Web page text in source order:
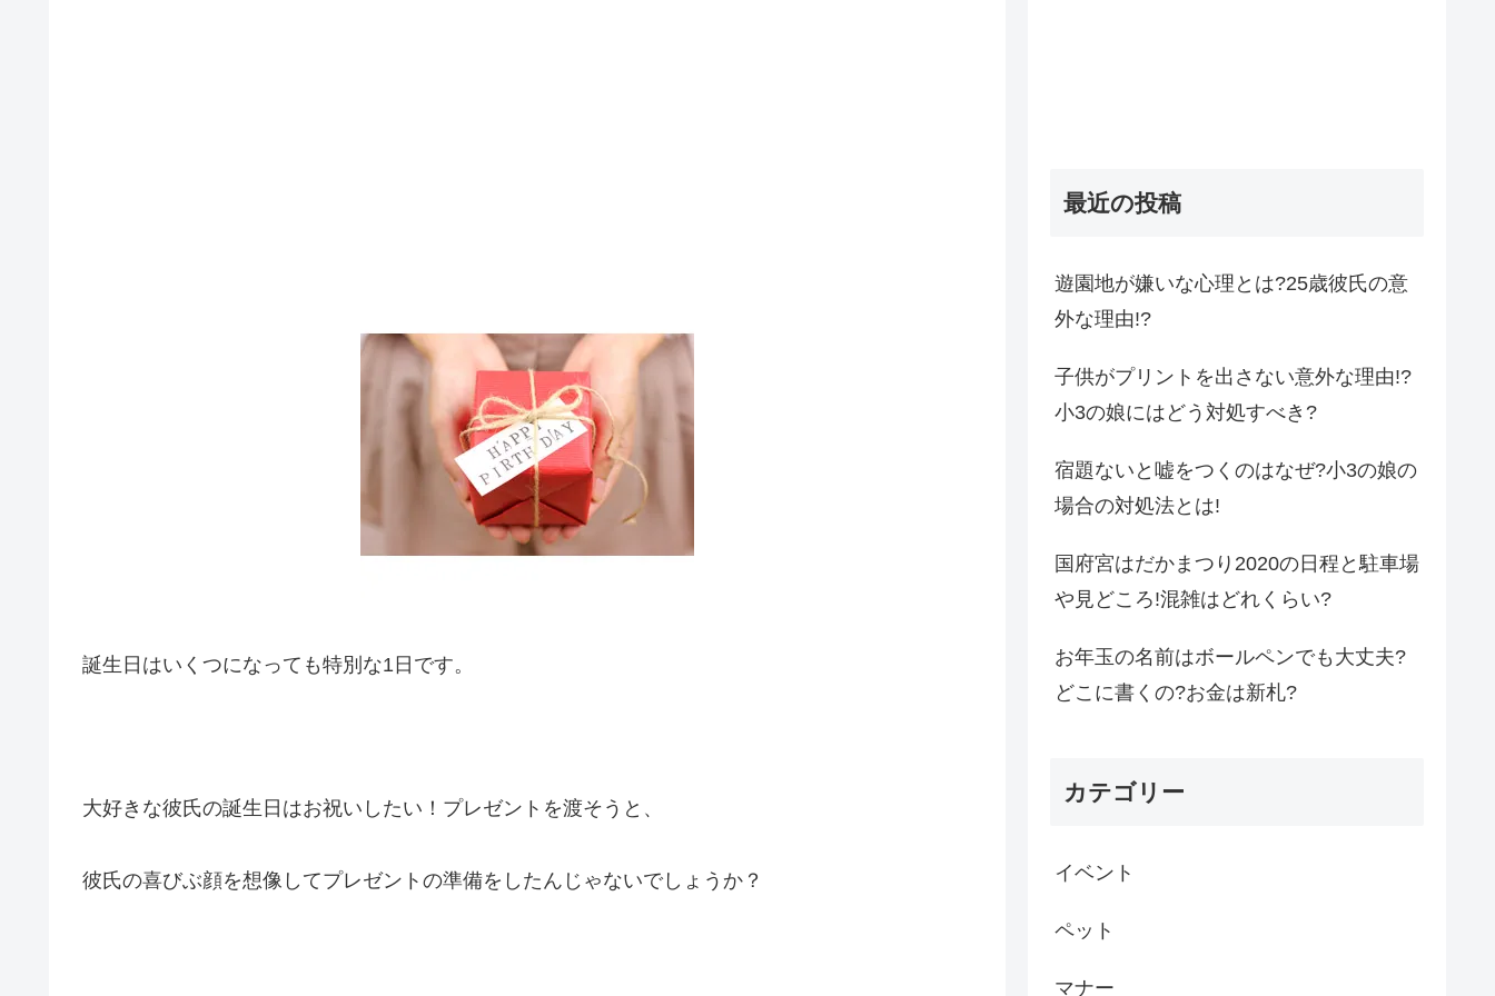
誕生日はいくつになっても特別な1日です。
大好きな彼氏の誕生日はお祝いしたい！プレゼントを渡そうと、
彼氏の喜びぶ顔を想像してプレゼントの準備をしたんじゃないでしょうか？
最近の投稿
遊園地が嫌いな心理とは?25歳彼氏の意
外な理由!?
子供がプリントを出さない意外な理由!?
小3の娘にはどう対処すべき?
宿題ないと嘘をつくのはなぜ?小3の娘の
場合の対処法とは!
国府宮はだかまつり2020の日程と駐車場
や見どころ!混雑はどれくらい?
お年玉の名前はボールペンでも大丈夫?
どこに書くの?お金は新札?
カテゴリー
イベント
ペット
マナー